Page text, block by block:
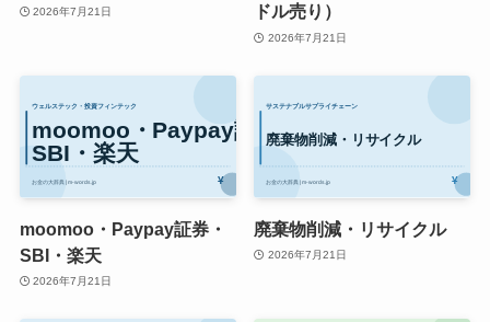
2026年7月21日
ドル売り）
2026年7月21日
moomoo・Paypay証券・
SBI・楽天
2026年7月21日
廃棄物削減・リサイクル
2026年7月21日